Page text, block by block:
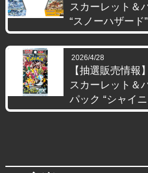
スカーレット＆
“スノーハザード
2026/4/28
【抽選販売情報
スカーレット＆
パック “シャイ